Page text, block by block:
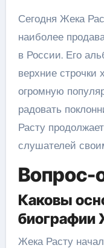
Сегодня Жека
наиболее
в России. Его
верхние строчки
огромную
радовать
Расту
слушателей
Вопрос-
Каковы
биографии
Жека Расту